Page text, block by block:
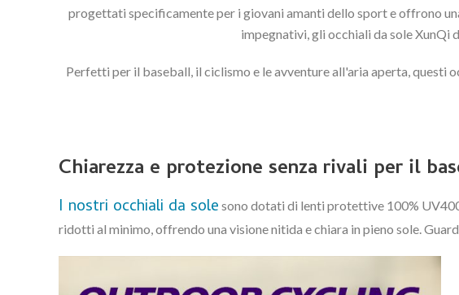
progettati specificamente per i giovani amanti dello sport e offrono
impegnativi, gli occhiali da sole XunQi
Perfetti per il baseball, il ciclismo e le avventure all'aria aperta,
Chiarezza e protezione senza rivali per il
I nostri occhiali da sole sono dotati di lenti protettive 100%
ridotti al minimo, offrendo una visione nitida e chiara in pieno sole.